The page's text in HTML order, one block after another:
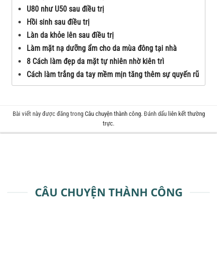
U80 như U50 sau điều trị
Hồi sinh sau điều trị
Làn da khỏe lên sau điều trị
Làm mặt nạ dưỡng ẩm cho da mùa đông tại nhà
8 Cách làm đẹp da mặt tự nhiên nhờ kiên trì
Cách làm trắng da tay mềm mịn tăng thêm sự quyến rũ
Bài viết này được đăng trong Câu chuyện thành công. Đánh dấu liên kết thường
trực.
CÂU CHUYỆN THÀNH CÔNG